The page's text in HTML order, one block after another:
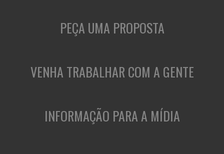
PEÇA UMA PROPOSTA
VENHA TRABALHAR COM A GENTE
INFORMAÇÃO PARA A MÍDIA